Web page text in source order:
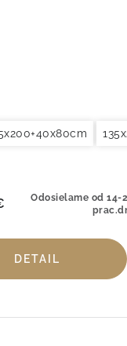
Odosielame od 14-
DETAIL